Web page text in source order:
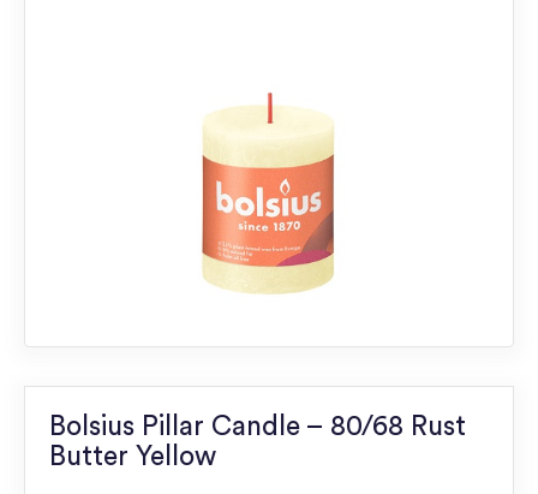
Bolsius Pillar Candle – 80/68 Rust
Butter Yellow